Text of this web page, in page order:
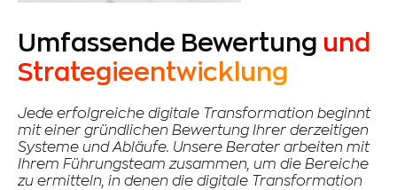
Umfassende Bewertung und
Strategieentwicklung
Jede erfolgreiche digitale Transformation beginnt
mit einer gründlichen Bewertung Ihrer derzeitigen
Systeme und Abläufe. Unsere Berater arbeiten mit
Ihrem Führungsteam zusammen, um die Bereiche
zu ermitteln, in denen die digitale Transformation